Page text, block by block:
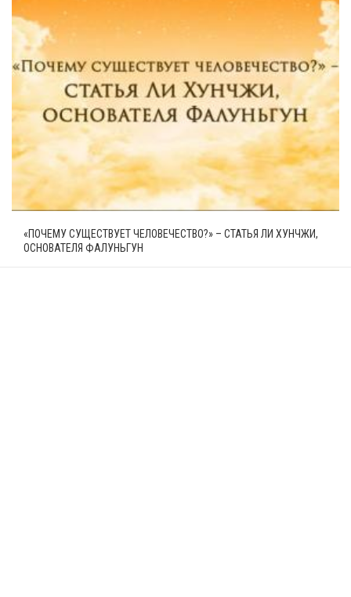
«ПОЧЕМУ СУЩЕСТВУЕТ ЧЕЛОВЕЧЕСТВО?» – СТАТЬЯ ЛИ ХУНЧЖИ,
ОСНОВАТЕЛЯ ФАЛУНЬГУН